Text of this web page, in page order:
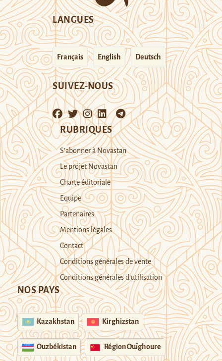
LANGUES
Français English Deutsch
SUIVEZ-NOUS
RUBRIQUES
S’abonner à Novastan
Le projet Novastan
Charte éditoriale
Equipe
Partenaires
Mentions légales
Contact
Conditions générales de vente
Conditions générales d’utilisation
NOS PAYS
Kazakhstan Kirghizstan
Ouzbékistan Région Ouïghoure